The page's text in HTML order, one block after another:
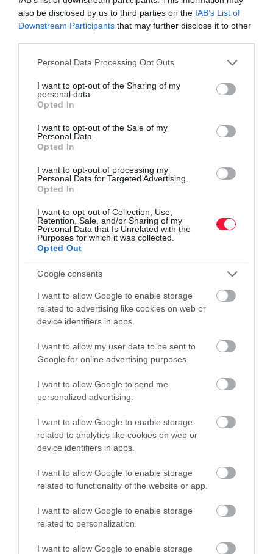
also be disclosed by us to third parties on the IAB’s List of
Downstream Participants that may further disclose it to other
Please note that this website/app uses one or more Google
not limited to your visit or usage behaviour. You may click to
grant or deny consent to Google and its third-party tags to
use your data for below specified purposes in below Google
consent section.
Personal Data Processing Opt Outs
I want to opt-out of the Sharing of my
personal data.
Opted In
I want to opt-out of the Sale of my
Personal Data.
Opted In
I want to opt-out of processing my
Personal Data for Targeted Advertising.
Opted In
I want to opt-out of Collection, Use,
Retention, Sale, and/or Sharing of my
Personal Data that Is Unrelated with the
Purposes for which it was collected.
Opted Out
Google consents
I want to allow Google to enable storage
related to advertising like cookies on web or
device identifiers in apps.
I want to allow my user data to be sent to
Google for online advertising purposes.
I want to allow Google to send me
personalized advertising.
I want to allow Google to enable storage
related to analytics like cookies on web or
device identifiers in apps.
I want to allow Google to enable storage
related to functionality of the website or app.
I want to allow Google to enable storage
related to personalization.
I want to allow Google to enable storage
FOGYASZTÓVÉDELEM
Vészesen sok a nem szabványos, veszélyes USB-
A Nemzeti Kereskedelmi és Fogyasztóvédelmi Hatóság idén is
fokozottan ellenőrzi az USB-s töltőket. A szigor oka, hogy az
elmúlt években sok volt a panasz, sok volt a gond ezekkel a